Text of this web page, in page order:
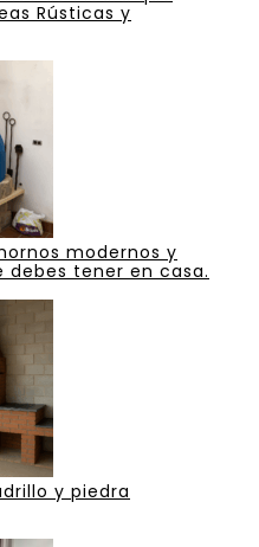
Rústicas y
modernos y
debes tener en casa.
y piedra